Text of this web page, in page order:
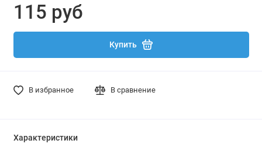
115 руб
Купить
В избранное В сравнение
Характеристики